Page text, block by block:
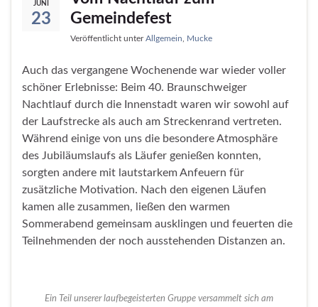
JUNI
23
Gemeindefest
Veröffentlicht unterAllgemein Mucke
Auch das vergangene Wochenende war wieder voller
schöner Erlebnisse: Beim 40. Braunschweiger
Nachtlauf durch die Innenstadt waren wir sowohl auf
der Laufstrecke als auch am Streckenrand vertreten.
Während einige von uns die besondere Atmosphäre
des Jubiläumslaufs als Läufer genießen konnten,
sorgten andere mit lautstarkem Anfeuern für
zusätzliche Motivation. Nach den eigenen Läufen
kamen alle zusammen, ließen den warmen
Sommerabend gemeinsam ausklingen und feuerten die
Teilnehmenden der noch ausstehenden Distanzen an.
Ein Teil unserer laufbegeisterten Gruppe versammelt sich am